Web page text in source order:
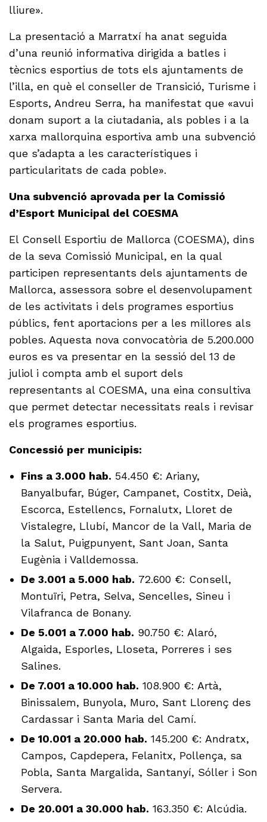
lliure».
La presentació a Marratxí ha anat seguida
d’una reunió informativa dirigida a batles i
tècnics esportius de tots els ajuntaments de
l’illa, en què el conseller de Transició, Turisme i
Esports, Andreu Serra, ha manifestat que «avui
donam suport a la ciutadania, als pobles i a la
xarxa mallorquina esportiva amb una subvenció
que s’adapta a les característiques i
particularitats de cada poble».
Una subvenció aprovada per la Comissió
d’Esport Municipal del COESMA
El Consell Esportiu de Mallorca (COESMA), dins
de la seva Comissió Municipal, en la qual
participen representants dels ajuntaments de
Mallorca, assessora sobre el desenvolupament
de les activitats i dels programes esportius
públics, fent aportacions per a les millores als
pobles. Aquesta nova convocatòria de 5.200.000
euros es va presentar en la sessió del 13 de
juliol i compta amb el suport dels
representants al COESMA, una eina consultiva
que permet detectar necessitats reals i revisar
els programes esportius.
Concessió per municipis:
Fins a 3.000 hab. 54.450 €: Ariany,
Banyalbufar, Búger, Campanet, Costitx, Deià,
Escorca, Estellencs, Fornalutx, Lloret de
Vistalegre, Llubí, Mancor de la Vall, Maria de
la Salut, Puigpunyent, Sant Joan, Santa
Eugènia i Valldemossa.
De 3.001 a 5.000 hab. 72.600 €: Consell,
Montuïri, Petra, Selva, Sencelles, Sineu i
Vilafranca de Bonany.
De 5.001 a 7.000 hab. 90.750 €: Alaró,
Algaida, Esporles, Lloseta, Porreres i ses
Salines.
De 7.001 a 10.000 hab. 108.900 €: Artà,
Binissalem, Bunyola, Muro, Sant Llorenç des
Cardassar i Santa Maria del Camí.
De 10.001 a 20.000 hab. 145.200 €: Andratx,
Campos, Capdepera, Felanitx, Pollença, sa
Pobla, Santa Margalida, Santanyí, Sóller i Son
Servera.
De 20.001 a 30.000 hab. 163.350 €: Alcúdia.